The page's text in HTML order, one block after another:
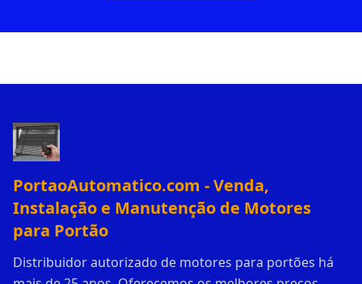
PortaoAutomatico.com - Venda,
Instalação e Manutenção de Motores
para Portão
Distribuidor autorizado de motores para portões há